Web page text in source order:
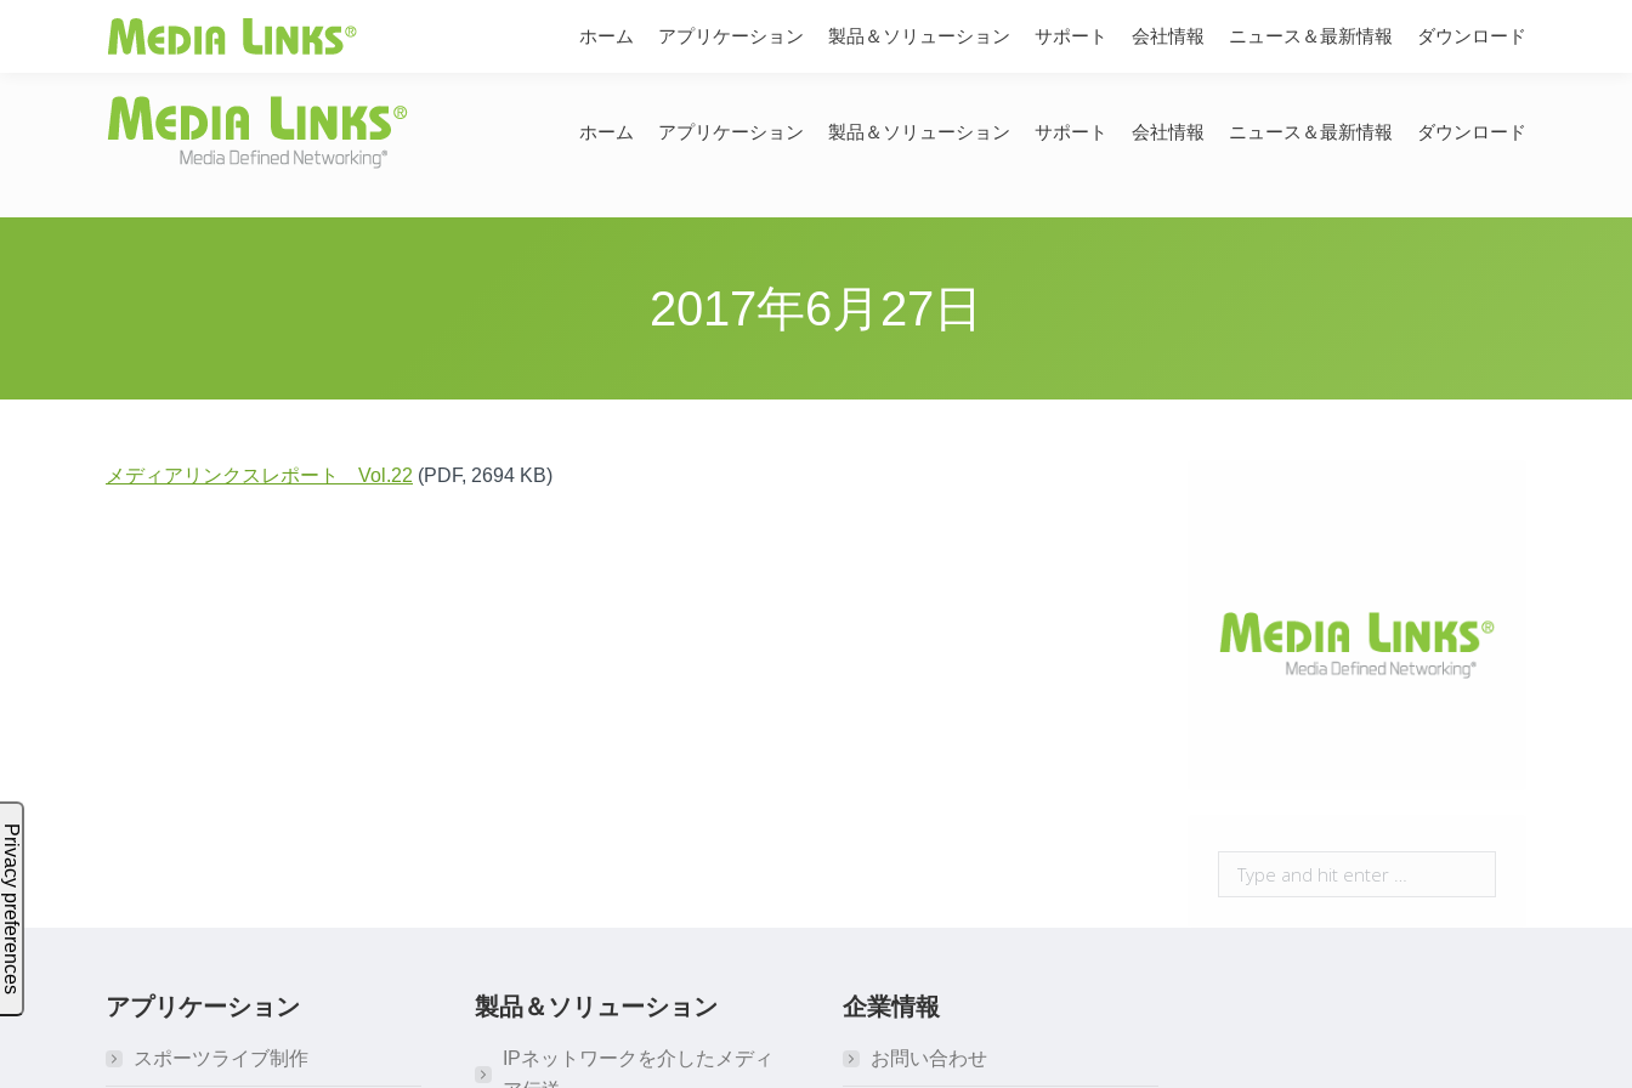
Media LinksJAPAN | Change
ホーム アプリケーション 製品＆ソリューション サポート 会社情報 ニュース＆最新情報 ダウンロード
2017年6月27日
メディアリンクスレポート Vol.22 (PDF, 2694 KB)
Search:
アプリケーション
スポーツライブ制作
製品＆ソリューション
IPネットワークを介したメディ
企業情報
お問い合わせ
ホーム アプリケーション 製品＆ソリューション サポート 会社情報 ニュース＆最新情報 ダウンロード